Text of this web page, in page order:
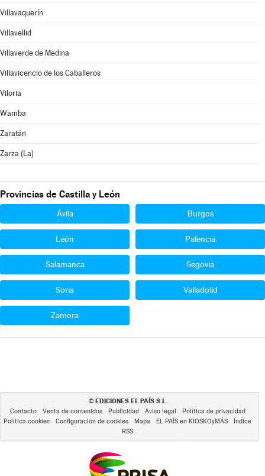
Villavaquerín
Villavellid
Villaverde de Medina
Villavicencio de los Caballeros
Viloria
Wamba
Zaratán
Zarza (La)
Provincias de Castilla y León
Ávila Burgos
León Palencia
Salamanca Segovia
Soria Valladolid
Zamora
© EDICIONES EL PAÍS S.L.
Contacto Venta de contenidos Publicidad Aviso legal
Política de privacidad
Política cookies
Configuración de cookies Mapa EL PAÍS en KIOSKOyMÁS
Índice
RSS